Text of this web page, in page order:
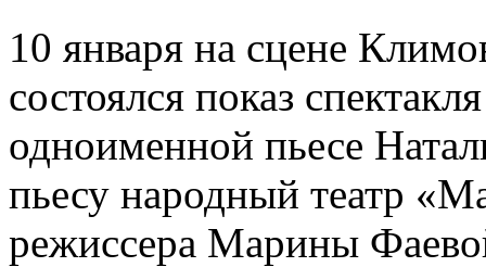
10 января на сцене
состоялся показ
одноименной пьесе
пьесу народный театр
режиссера Марины